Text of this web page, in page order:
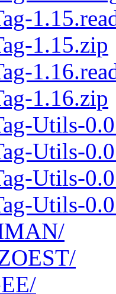
1.15.zip
1.16.zip
Utils-
Utils-
Utils-
Utils-